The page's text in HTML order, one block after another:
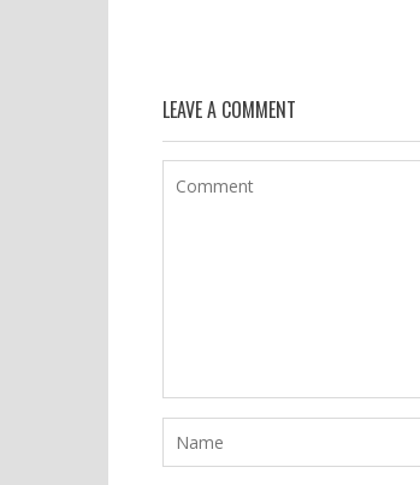
LEAVE A COMMENT